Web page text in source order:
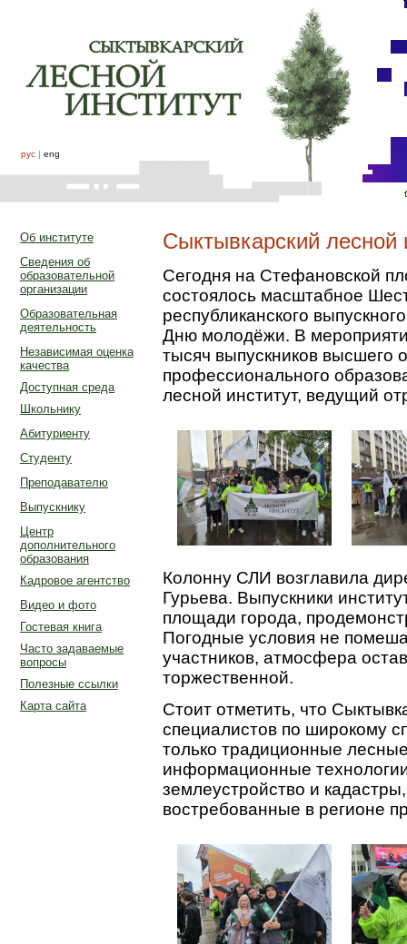
рус | eng
Об институте
Сведения об
образовательной
организации
Образовательная
деятельность
Независимая оценка
качества
Доступная среда
Школьнику
Абитуриенту
Студенту
Преподавателю
Выпускнику
Центр
дополнительного
образования
Кадровое агентство
Видео и фото
Гостевая книга
Часто задаваемые
вопросы
Полезные ссылки
Карта сайта
Сыктывкарский
Сегодня на Стефановской
состоялось масштабное
республиканского
Дню молодёжи. В
тысяч выпускников высшего
профессионального
лесной институт, ведущий
Колонну СЛИ возглавила
Гурьева. Выпускники
площади города,
Погодные условия не
участников, атмосфера
торжественной.
Стоит отметить, что
специалистов по широкому
только традиционные
информационные
землеустройство и
востребованные в регионе